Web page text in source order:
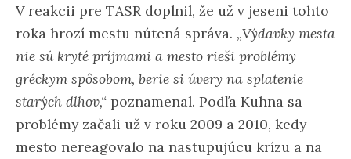
V reakcii pre TASR doplnil, že už v jeseni tohto
roka hrozí mestu nútená správa. „Výdavky mesta
nie sú kryté príjmami a mesto rieši problémy
gréckym spôsobom, berie si úvery na splatenie
starých dlhov,“ poznamenal. Podľa Kuhna sa
problémy začali už v roku 2009 a 2010, kedy
mesto nereagovalo na nastupujúcu krízu a na